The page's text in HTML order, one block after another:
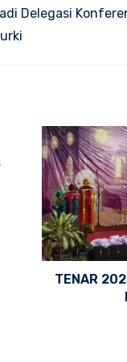
Delegasi
TENAR